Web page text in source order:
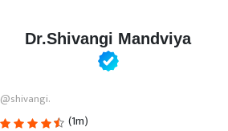
Dr.Shivangi Mandviya
@shivangi.
(1m)